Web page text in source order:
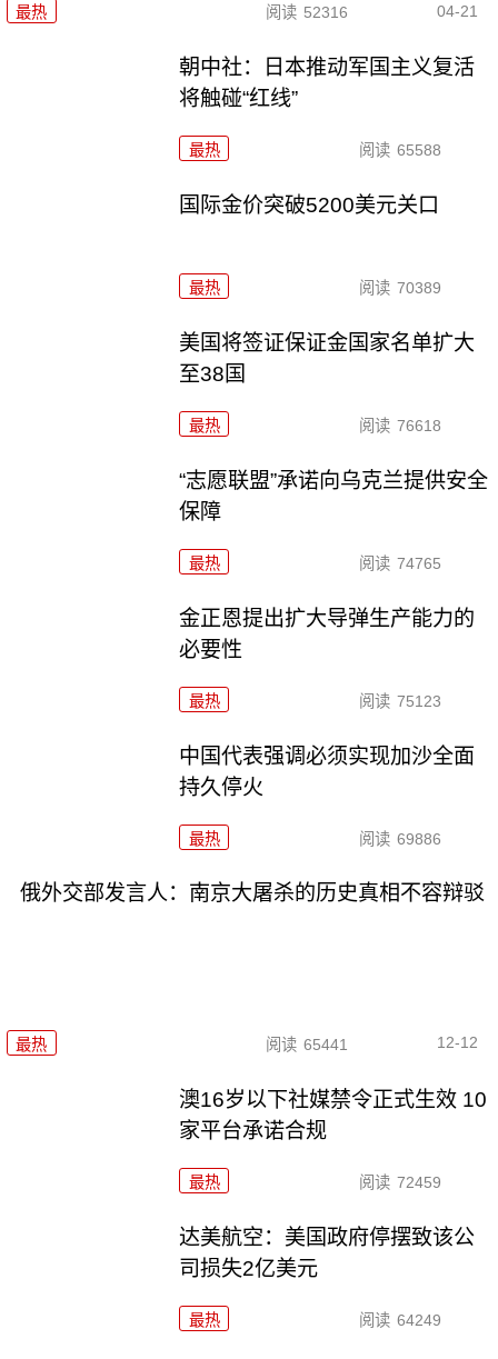
最热 阅读 52316 04-21
朝中社：日本推动军国主义复活
将触碰“红线”
最热 阅读 65588
国际金价突破5200美元关口
最热 阅读 70389
美国将签证保证金国家名单扩大
至38国
最热 阅读 76618
“志愿联盟”承诺向乌克兰提供安全
保障
最热 阅读 74765
金正恩提出扩大导弹生产能力的
必要性
最热 阅读 75123
中国代表强调必须实现加沙全面
持久停火
最热 阅读 69886
俄外交部发言人：南京大屠杀的历史真相不容辩驳
最热 阅读 65441 12-12
澳16岁以下社媒禁令正式生效 10
家平台承诺合规
最热 阅读 72459
达美航空：美国政府停摆致该公
司损失2亿美元
最热 阅读 64249